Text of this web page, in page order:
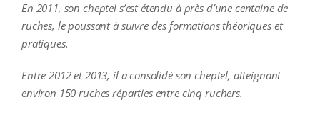
En 2011, son cheptel s’est étendu à près d’une centaine de
ruches, le poussant à suivre des formations théoriques et
pratiques.
Entre 2012 et 2013, il a consolidé son cheptel, atteignant
environ 150 ruches réparties entre cinq ruchers.